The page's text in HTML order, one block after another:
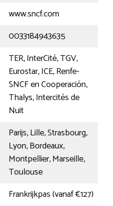
www.sncf.com
0033184943635
TER, InterCité, TGV,
Eurostar, ICE, Renfe-
SNCF en Cooperación,
Thalys, Intercités de
Nuit
Parijs, Lille, Strasbourg,
Lyon, Bordeaux,
Montpellier, Marseille,
Toulouse
Frankrijkpas (vanaf €127)